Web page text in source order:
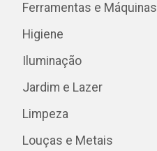
Ferramentas e Máquinas
Higiene
Iluminação
Jardim e Lazer
Limpeza
Louças e Metais